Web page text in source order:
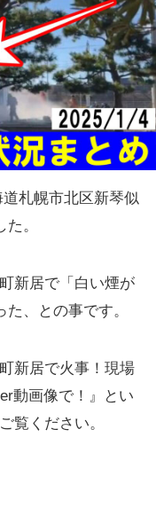
札幌市北区新琴似
。
新居で「白い煙が
、との事です。
新居で火事！現場
動画像で！』とい
覧ください。